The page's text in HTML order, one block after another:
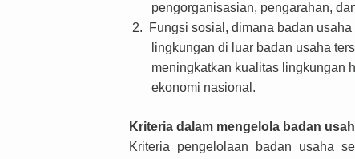
pengorganisasian, pengarahan,
2.
Fungsi sosial, dimana badan
lingkungan di luar badan usaha
meningkatkan kualitas lingkungan
ekonomi nasional.
Kriteria dalam mengelola badan
Kriteria pengelolaan badan usaha